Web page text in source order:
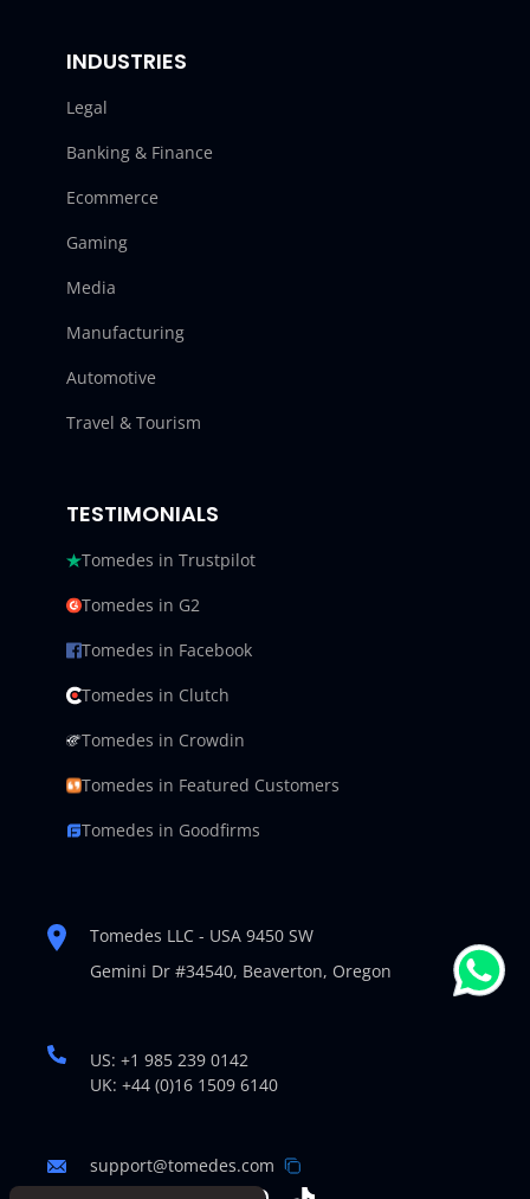
INDUSTRIES
Legal
Banking & Finance
Ecommerce
Gaming
Media
Manufacturing
Automotive
Travel & Tourism
TESTIMONIALS
Tomedes in Trustpilot
Tomedes in G2
Tomedes in Facebook
Tomedes in Clutch
Tomedes in Crowdin
Tomedes in Featured Customers
Tomedes in Goodfirms
Tomedes LLC - USA 9450 SW
Gemini Dr #34540, Beaverton, Oregon
US: +1 985 239 0142
UK: +44 (0)16 1509 6140
support@tomedes.com